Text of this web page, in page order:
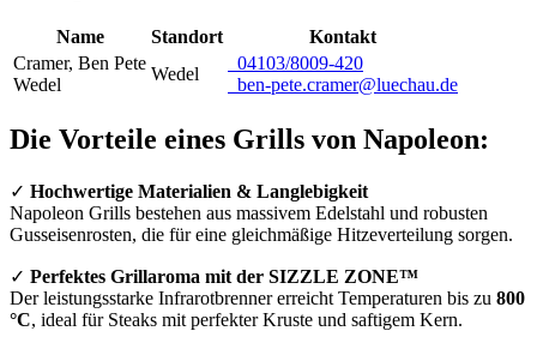
Name Standort
Kontakt
Cramer, Ben Pete
Wedel
Wedel
04103/8009-420
ben-pete.cramer@luechau.de
Die Vorteile eines Grills von Napoleon:
✓ Hochwertige Materialien & Langlebigkeit
Napoleon Grills bestehen aus massivem Edelstahl und robusten
Gusseisenrosten, die für eine gleichmäßige Hitzeverteilung sorgen.
✓ Perfektes Grillaroma mit der SIZZLE ZONE™
Der leistungsstarke Infrarotbrenner erreicht Temperaturen bis zu 800
°C, ideal für Steaks mit perfekter Kruste und saftigem Kern.